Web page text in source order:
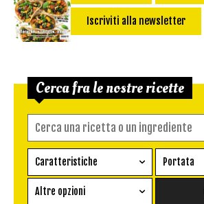
Iscriviti alla newsletter
Cerca fra le nostre ricette
Caratteristiche
Ricetta vegetariana
Portata
Altre opzioni